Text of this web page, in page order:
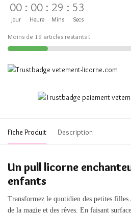
00
Jour
: 00
Heure
: 29
Mins
: 53
Secs
Moins de 19 articles restants !
Fiche Produit Description
Un pull licorne
enfants
Transformez le quotidien des petites filles
de la magie et des rêves. En faisant